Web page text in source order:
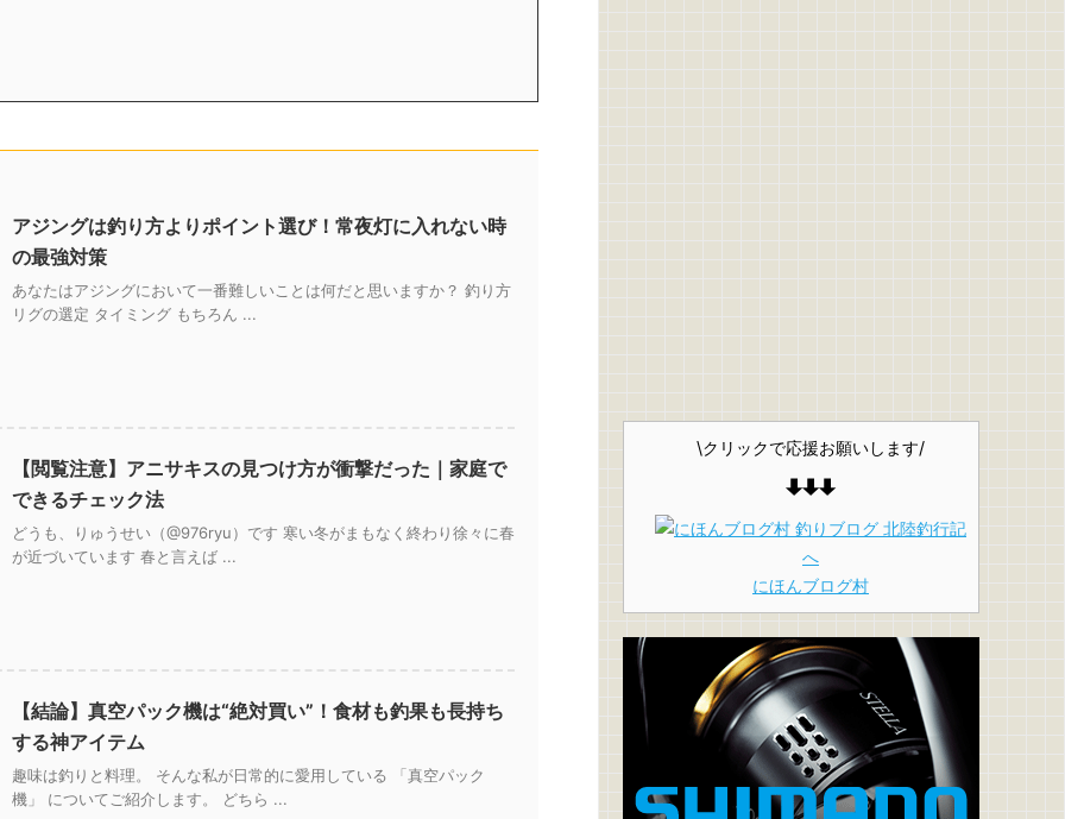
アジングは釣り方よりポイント選び！常夜灯に入れない時
の最強対策
あなたはアジングにおいて一番難しいことは何だと思いますか？ 釣り方
リグの選定 タイミング もちろん ...
【閲覧注意】アニサキスの見つけ方が衝撃だった｜家庭で
できるチェック法
どうも、りゅうせい（@976ryu）です 寒い冬がまもなく終わり徐々に春
が近づいています 春と言えば ...
【結論】真空パック機は“絶対買い”！食材も釣果も長持ち
する神アイテム
趣味は釣りと料理。 そんな私が日常的に愛用している 「真空パック
機」 についてご紹介します。 どちら ...
\クリックで応援お願いします/
にほんブログ村